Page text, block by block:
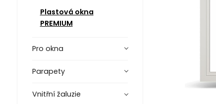
Plastová okna
PREMIUM
Pro okna
Parapety
Vnitřní žaluzie